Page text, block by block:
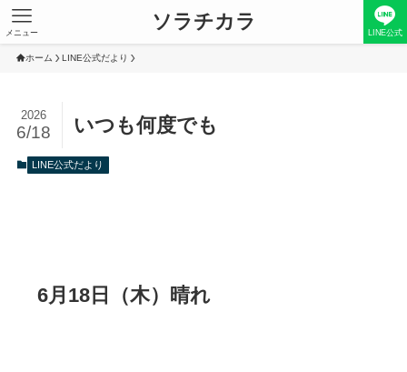
ソラチカラ LINE公式
メニュー
ホーム LINE公式だより
いつも何度でも
2026
6/18
LINE公式だより
6月18日（木）晴れ